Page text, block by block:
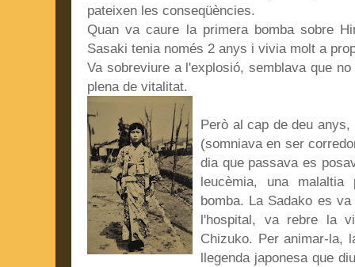
pateixen les conseqüències.
Quan va caure la primera bomba sobre
Sasaki tenia només 2 anys i vivia molt a
Va sobreviure a l'explosió, semblava que
plena de vitalitat.
Però al cap de deu
(somniava en ser
dia que passava es
leucèmia, una
bomba. La Sadako es
l'hospital, va rebre la
Chizuko. Per animar-la,
llegenda japonesa que